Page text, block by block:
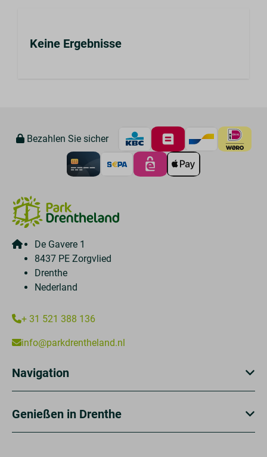
Keine Ergebnisse
Bezahlen Sie sicher
De Gavere 1
8437 PE Zorgvlied
Drenthe
Nederland
+ 31 521 388 136
info@parkdrentheland.nl
Navigation
Genießen in Drenthe